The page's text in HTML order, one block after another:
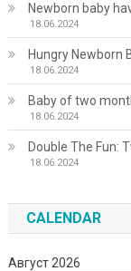
Newborn baby
18.06.2024
Hungry Newborn
18.06.2024
Baby of two
18.06.2024
Double The Fun:
18.06.2024
CALENDAR
Август 2026